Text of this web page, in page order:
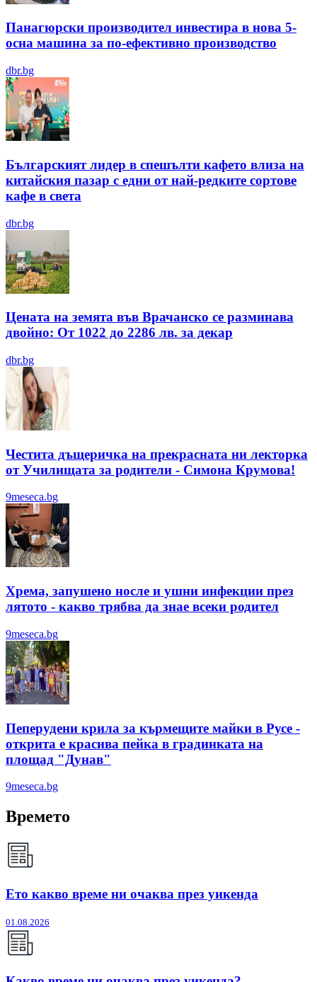
Панагюрски производител инвестира в нова 5-
осна машина за по-ефективно производство
dbr.bg
Българският лидер в спешълти кафето влиза на
китайския пазар с едни от най-редките сортове
кафе в света
dbr.bg
Цената на земята във Врачанско се разминава
двойно: От 1022 до 2286 лв. за декар
dbr.bg
Честита дъщеричка на прекрасната ни лекторка
от Училищата за родители - Симона Крумова!
9meseca.bg
Хрема, запушено носле и ушни инфекции през
лятотo - какво трябва да знае всеки родител
9meseca.bg
Пеперудени крила за кърмещите майки в Русе -
открита е красива пейка в градинката на
площад "Дунав"
9meseca.bg
Времето
Ето какво време ни очаква през уикенда
01.08.2026